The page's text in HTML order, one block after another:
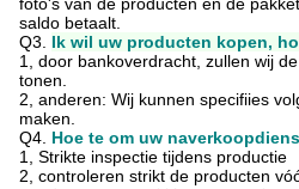
saldo betaalt.
Q3. Ik wil uw producten kopen,
1, door bankoverdracht, zullen wij
tonen.
2, anderen: Wij kunnen specifiies
maken.
Q4. Hoe te om uw
1, Strikte inspectie tijdens productie
2, controleren strikt de producten